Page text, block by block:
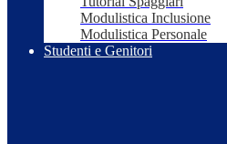
Modulistica Inclusione
Modulistica Personale
Studenti e Genitori